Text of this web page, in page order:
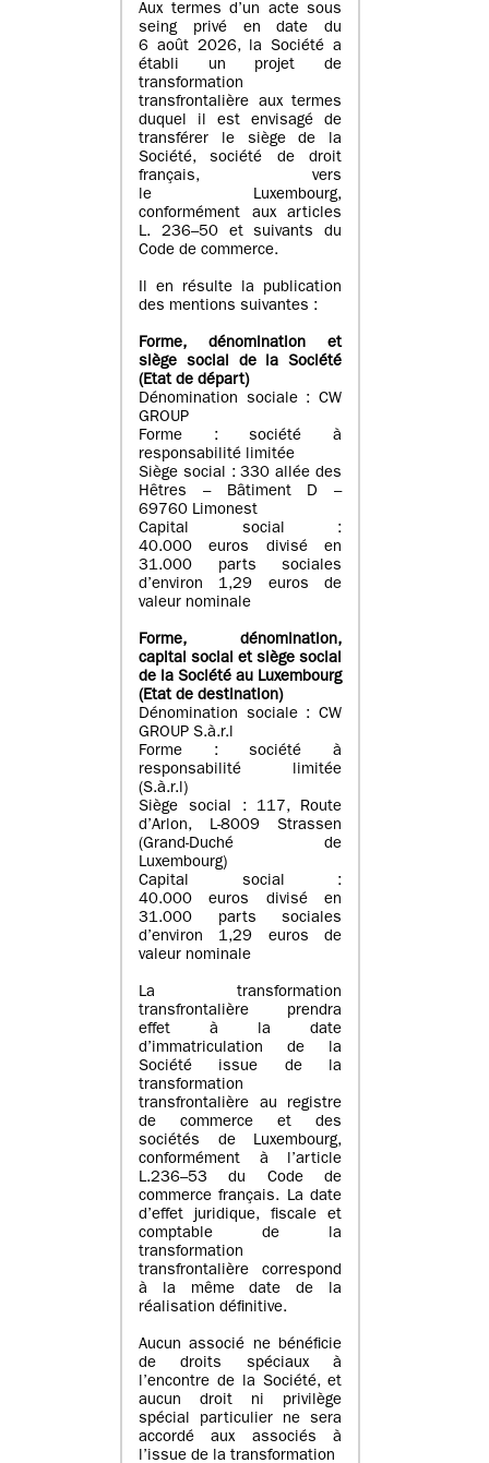
Aux termes d’un acte sous
seing privé en date du
6 août 2026, la Société a
établi un projet de
transformation
transfrontalière aux termes
duquel il est envisagé de
transférer le siège de la
Société, société de droit
français, vers
le Luxembourg,
conformément aux articles
L. 236–50 et suivants du
Code de commerce.
Il en résulte la publication
des mentions suivantes :
Forme, dénomination et
siège social de la Société
(Etatde départ)
Dénomination sociale : CW
GROUP
Forme : société à
responsabilité limitée
Siège social : 330 allée des
Hêtres – Bâtiment D –
69760 Limonest
Capital social :
40.000 euros divisé en
31.000 parts sociales
d’environ 1,29 euros de
valeur nominale
Forme, dénomination,
capital social et siège social
de la Société au Luxembourg
(Etat de destination)
Dénomination sociale : CW
GROUP S.à.r.l
Forme : société à
responsabilité limitée
(S.à.r.l)
Siège social : 117, Route
d’Arlon, L-8009 Strassen
(Grand-Duché de
Luxembourg)
Capital social :
40.000 euros divisé en
31.000 parts sociales
d’environ 1,29 euros de
valeur nominale
La transformation
transfrontalière prendra
effet à la date
d’immatriculation de la
Société issue de la
transformation
transfrontalière au registre
de commerce et des
sociétés de Luxembourg,
conformément à l’article
L.236–53 du Code de
commerce français. La date
d’effet juridique, fiscale et
comptable de la
transformation
transfrontalière correspond
à la même date de la
réalisation définitive.
Aucun associé ne bénéficie
de droits spéciaux à
l’encontre de la Société, et
aucun droit ni privilège
spécial particulier ne sera
accordé aux associés à
l’issue de la transformation